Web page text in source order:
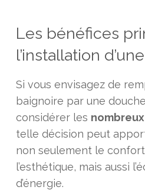
Les bénéfices
l’installation
Si vous envisagez de
baignoire par une
considérer les
telle décision peut
non seulement le confort
l’esthétique, mais aussi
d’énergie.